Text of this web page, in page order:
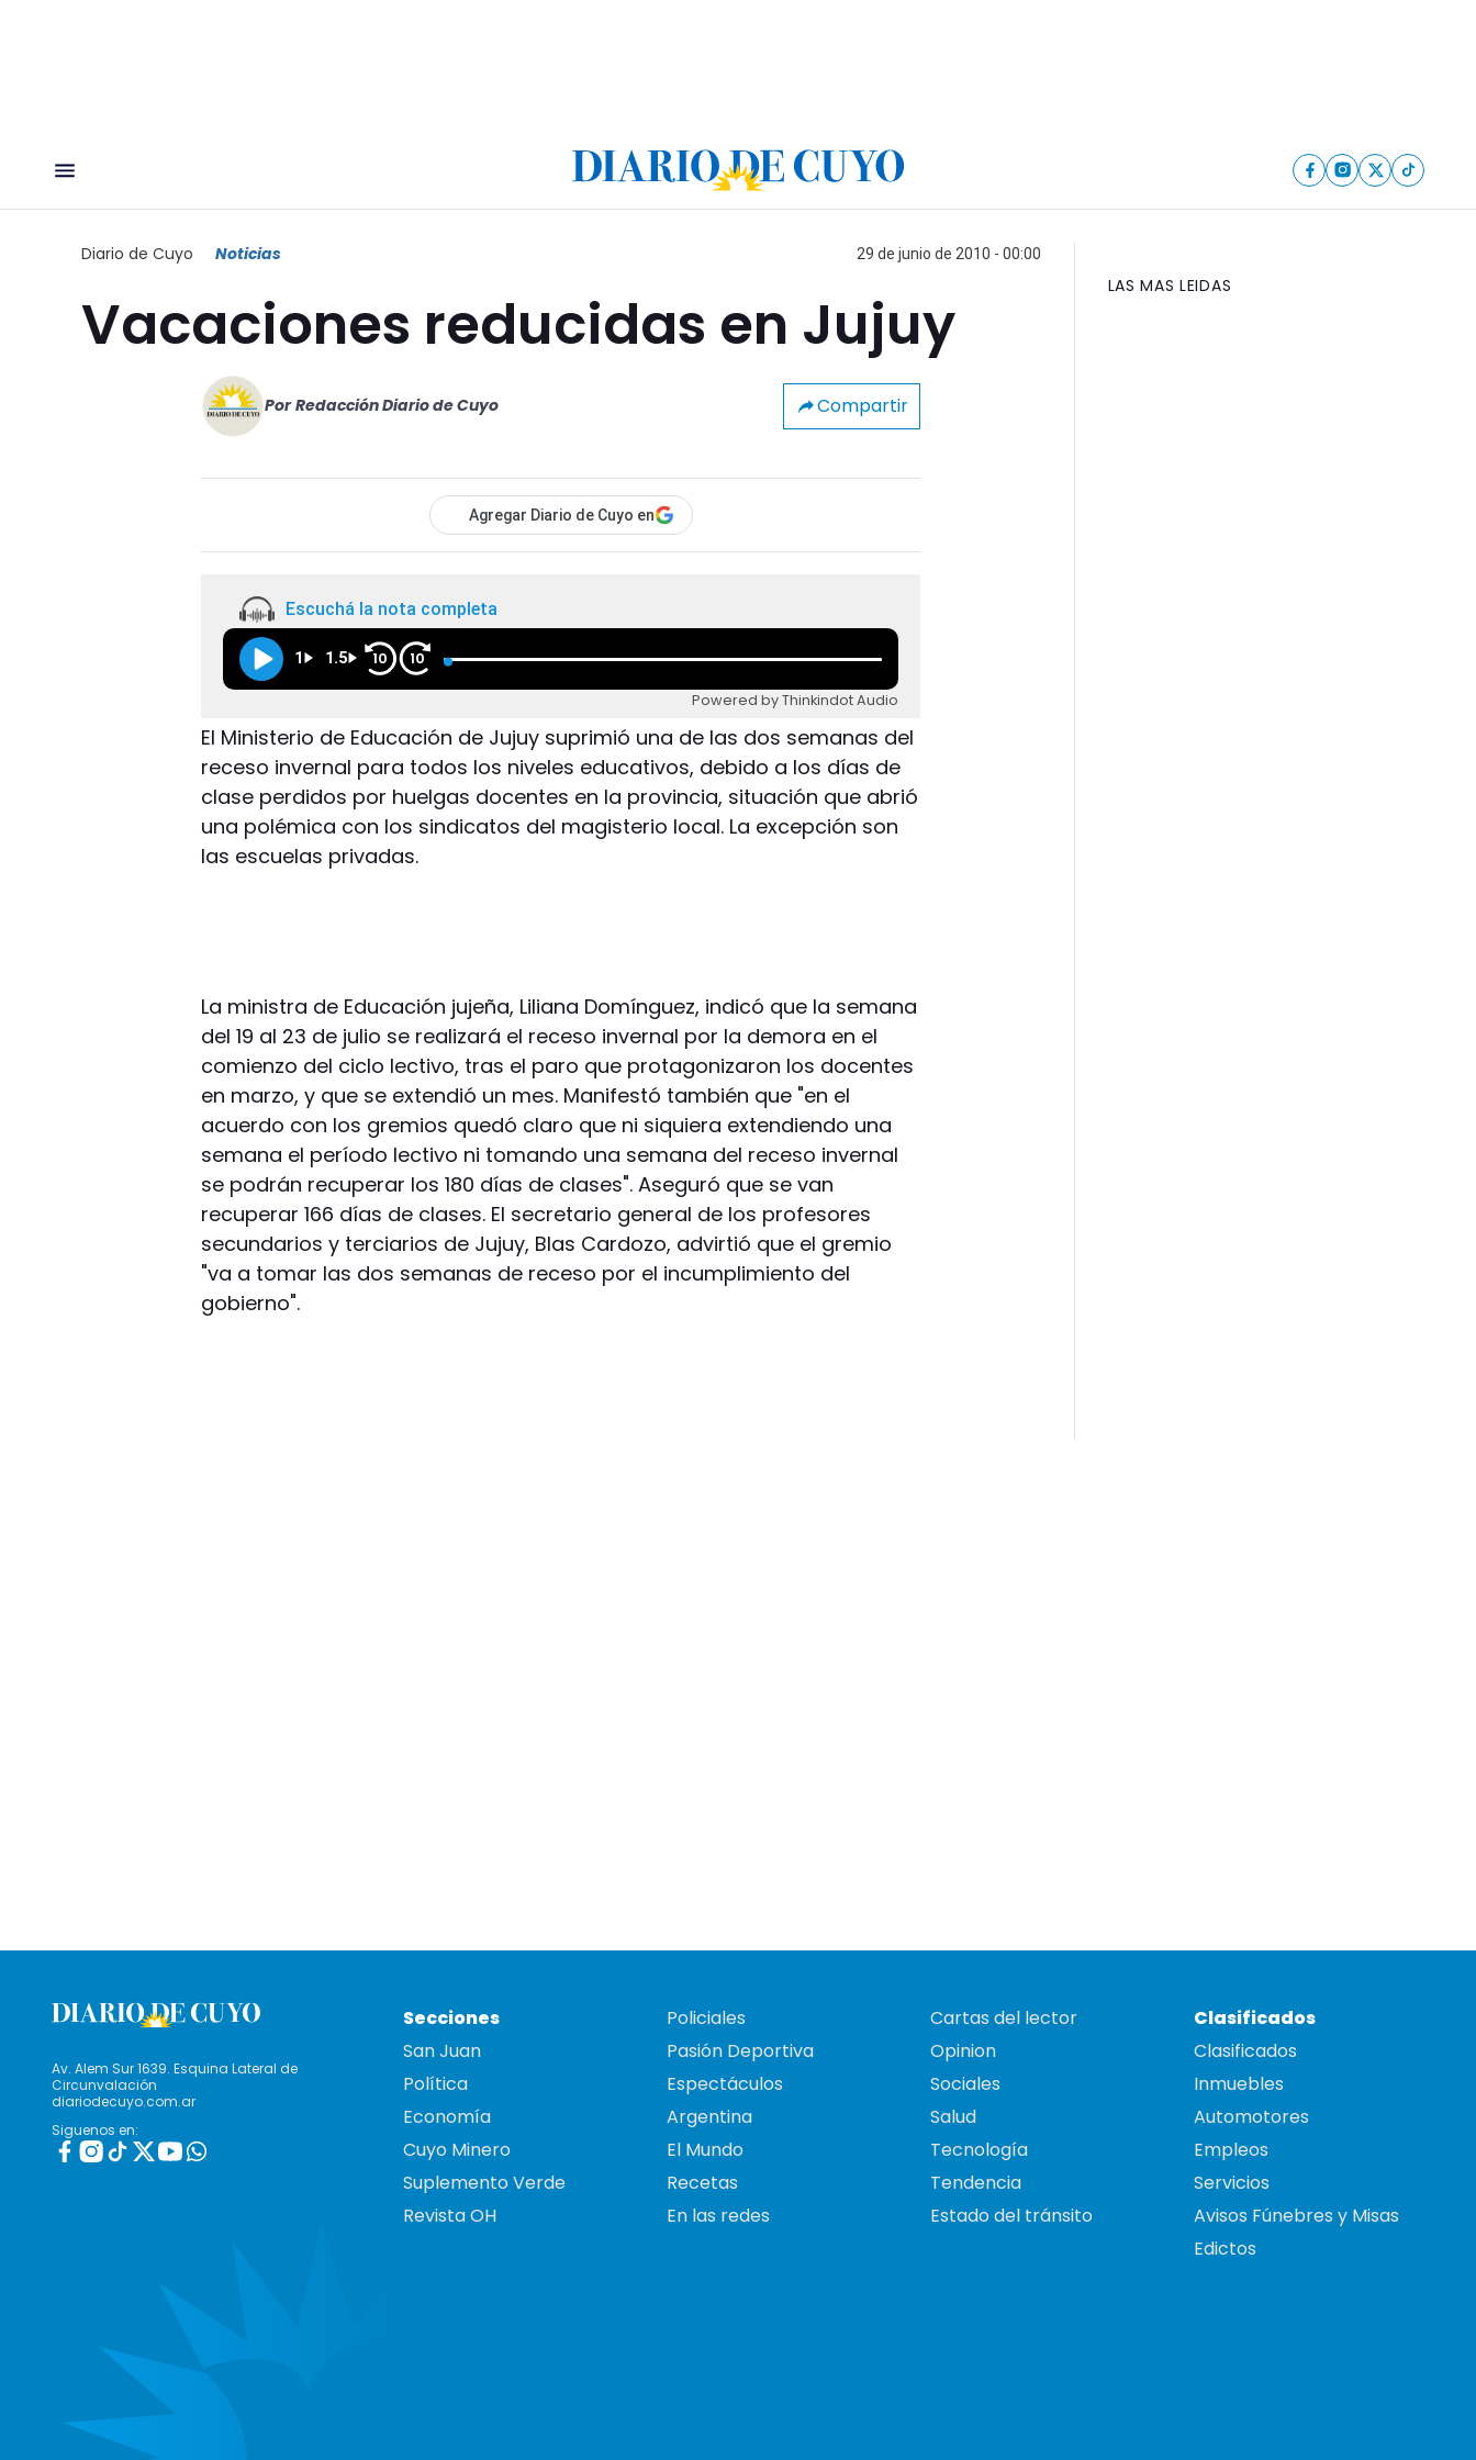
Diario de Cuyo Noticias 29 de junio de 2010 - 00:00
Vacaciones reducidas en Jujuy
Por Redacción Diario de Cuyo Compartir
Agregar Diario de Cuyo en
Escuchá la nota completa
1 1.5 10 10
Powered by Thinkindot Audio
El Ministerio de Educación de Jujuy suprimió una de las dos semanas del
receso invernal para todos los niveles educativos, debido a los días de
clase perdidos por huelgas docentes en la provincia, situación que abrió
una polémica con los sindicatos del magisterio local. La excepción son
las escuelas privadas.
La ministra de Educación jujeña, Liliana Domínguez, indicó que la semana
del 19 al 23 de julio se realizará el receso invernal por la demora en el
comienzo del ciclo lectivo, tras el paro que protagonizaron los docentes
en marzo, y que se extendió un mes. Manifestó también que "en el
acuerdo con los gremios quedó claro que ni siquiera extendiendo una
semana el período lectivo ni tomando una semana del receso invernal
se podrán recuperar los 180 días de clases". Aseguró que se van
recuperar 166 días de clases. El secretario general de los profesores
secundarios y terciarios de Jujuy, Blas Cardozo, advirtió que el gremio
"va a tomar las dos semanas de receso por el incumplimiento del
gobierno".
LAS MAS LEIDAS
Av. Alem Sur 1639. Esquina Lateral de
Circunvalación
diariodecuyo.com.ar
Siguenos en:
Secciones
San Juan
Política
Economía
Cuyo Minero
Suplemento Verde
Revista OH
Policiales
Pasión Deportiva
Espectáculos
Argentina
El Mundo
Recetas
En las redes
Cartas del lector
Opinion
Sociales
Salud
Tecnología
Tendencia
Estado del tránsito
Clasificados
Clasificados
Inmuebles
Automotores
Empleos
Servicios
Avisos Fúnebres y Misas
Edictos